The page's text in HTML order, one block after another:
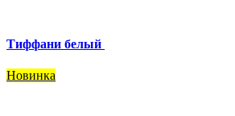
Тиффани белый
Новинка